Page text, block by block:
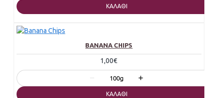
ΚΑΛΆΘΙ
BANANA CHIPS
1,00€
− 100g +
ΚΑΛΆΘΙ